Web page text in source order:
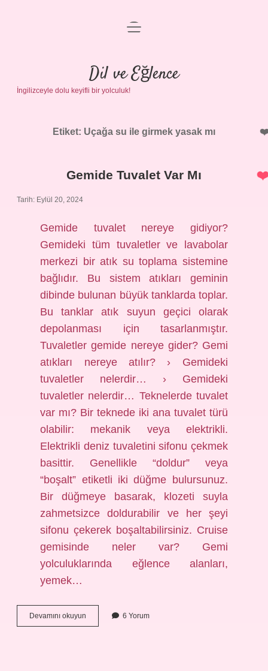
Anasayfa
Gizlilik Politikası
Yasal Uyarı
menüyü
Dil ve Eğlence
İngilizceyle dolu keyifli bir yolculuk!
Etiket: Uçağa su ile girmek yasak mı
Gemide Tuvalet Var Mı
Tarih: Eylül 20, 2024
Gemide tuvalet nereye gidiyor?
Gemideki tüm tuvaletler ve lavabolar
merkezi bir atık su toplama sistemine
bağlıdır. Bu sistem atıkları geminin
dibinde bulunan büyük tanklarda toplar.
Bu tanklar atık suyun geçici olarak
depolanması için tasarlanmıştır.
Tuvaletler gemide nereye gider? Gemi
atıkları nereye atılır? › Gemideki
tuvaletler nelerdir… › Gemideki
tuvaletler nelerdir… Teknelerde tuvalet
var mı? Bir teknede iki ana tuvalet türü
olabilir: mekanik veya elektrikli.
Elektrikli deniz tuvaletini sifonu çekmek
basittir. Genellikle “doldur” veya
“boşalt” etiketli iki düğme bulursunuz.
Bir düğmeye basarak, klozeti suyla
zahmetsizce doldurabilir ve her şeyi
sifonu çekerek boşaltabilirsiniz. Cruise
gemisinde neler var? Gemi
yolculuklarında eğlence alanları,
yemek…
Devamını okuyun
Tuvalet
6 Yorum